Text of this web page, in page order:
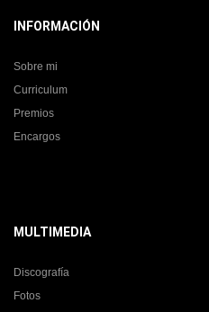
INFORMACIÓN
Sobre mi
Curriculum
Premios
Encargos
MULTIMEDIA
Discografía
Fotos